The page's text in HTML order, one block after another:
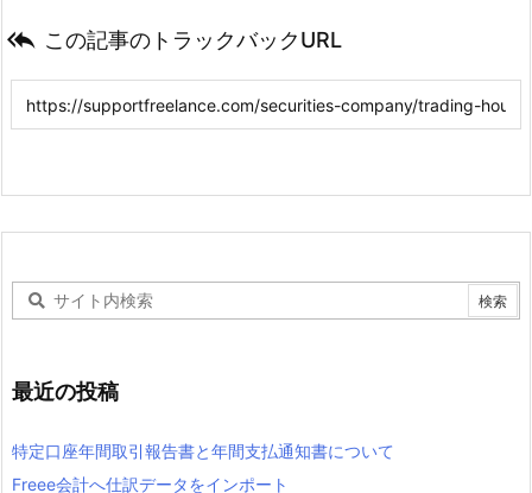
 この記事のトラックバックURL
最近の投稿
特定口座年間取引報告書と年間支払通知書について
Freee会計へ仕訳データをインポート